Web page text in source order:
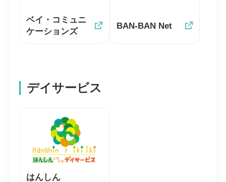
ベイ・コミュニ
ケーションズ
BAN-BAN Net
デイサービス
はんしん